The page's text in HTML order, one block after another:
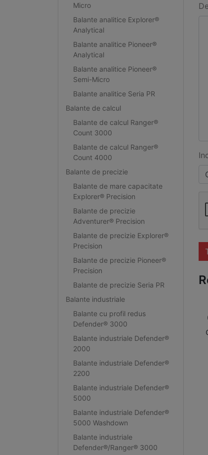
Micro
Balante analitice Explorer®
Analytical
Balante analitice Pioneer®
Analytical
Balante analitice Pioneer®
Semi-Micro
Balante analitice Seria PR
Balante de calcul
Balante de calcul Ranger®
Count 3000
Balante de calcul Ranger®
Count 4000
Balante de precizie
Balante de mare capacitate
Explorer® Precision
Balante de precizie
Adventurer® Precision
Balante de precizie Explorer®
Precision
Balante de precizie Pioneer®
Precision
Balante de precizie Seria PR
Balante industriale
Balante cu profil redus
Defender® 3000
Balante industriale Defender®
2000
Balante industriale Defender®
2200
Balante industriale Defender®
5000
Balante industriale Defender®
5000 Washdown
Balante industriale
Defender®/Ranger® 3000